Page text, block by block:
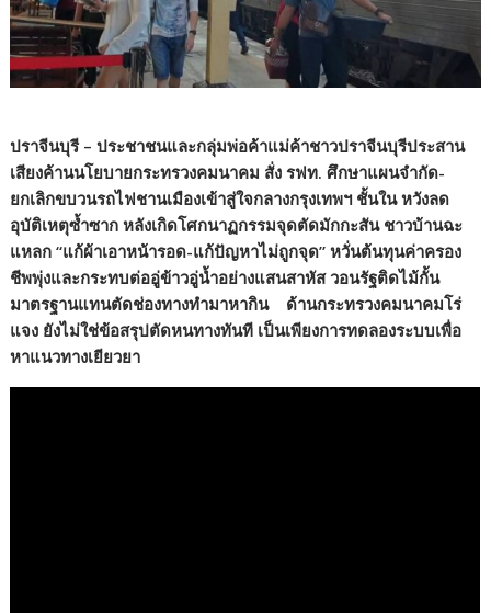
ปราจีนบุรี – ประชาชนและกลุ่มพ่อค้าแม่ค้าชาวปราจีนบุรีประสาน
เสียงค้านนโยบายกระทรวงคมนาคม สั่ง รฟท. ศึกษาแผนจำกัด-
ยกเลิกขบวนรถไฟชานเมืองเข้าสู่ใจกลางกรุงเทพฯ ชั้นใน หวังลด
อุบัติเหตุซ้ำซาก หลังเกิดโศกนาฏกรรมจุดตัดมักกะสัน ชาวบ้านฉะ
แหลก “แก้ผ้าเอาหน้ารอด-แก้ปัญหาไม่ถูกจุด” หวั่นต้นทุนค่าครอง
ชีพพุ่งและกระทบต่ออู่ข้าวอู่น้ำอย่างแสนสาหัส วอนรัฐติดไม้กั้น
มาตรฐานแทนตัดช่องทางทำมาหากิน ด้านกระทรวงคมนาคมโร่
แจง ยังไม่ใช่ข้อสรุปตัดหนทางทันที เป็นเพียงการทดลองระบบเพื่อ
หาแนวทางเยียวยา